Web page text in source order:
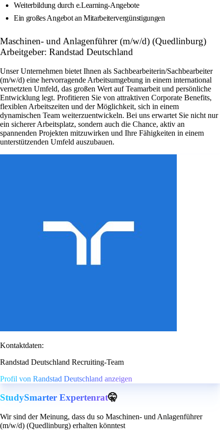
Weiterbildung durch e.Learning-Angebote
Ein großes Angebot an Mitarbeitervergünstigungen
Maschinen- und Anlagenführer (m/w/d) (Quedlinburg)
Arbeitgeber: Randstad Deutschland
Unser Unternehmen bietet Ihnen als Sachbearbeiterin/Sachbearbeiter
(m/w/d) eine hervorragende Arbeitsumgebung in einem international
vernetzten Umfeld, das großen Wert auf Teamarbeit und persönliche
Entwicklung legt. Profitieren Sie von attraktiven Corporate Benefits,
flexiblen Arbeitszeiten und der Möglichkeit, sich in einem
dynamischen Team weiterzuentwickeln. Bei uns erwartet Sie nicht nur
ein sicherer Arbeitsplatz, sondern auch die Chance, aktiv an
spannenden Projekten mitzuwirken und Ihre Fähigkeiten in einem
unterstützenden Umfeld auszubauen.
Kontaktdaten:
Randstad Deutschland Recruiting-Team
Profil von Randstad Deutschland anzeigen
StudySmarter Expertenrat🤫
Wir sind der Meinung, dass du so Maschinen- und Anlagenführer
(m/w/d) (Quedlinburg) erhalten könntest